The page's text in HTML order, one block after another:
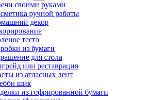
своими руками
ручной работы
декор
тесто
из бумаги
для стола
или реставрация
из атласных лент
шик
из гофрированной бумаги